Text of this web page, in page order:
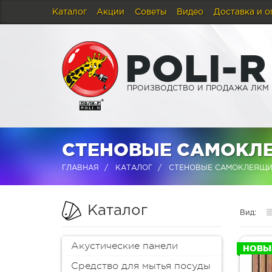
Каталог Акции Советы Видео Доставка и
POLI-R
ПРОИЗВОДСТВО И ПРОДАЖА ЛКМ
СТЕНОВЫЕ
ГЛАВНАЯ КАТАЛОГ СТЕНОВЫЕ
Каталог
Акустические панели
Средство для мытья посуды
Вид: